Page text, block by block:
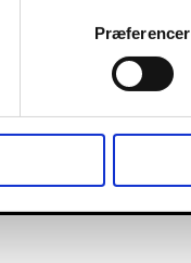
Præferencer